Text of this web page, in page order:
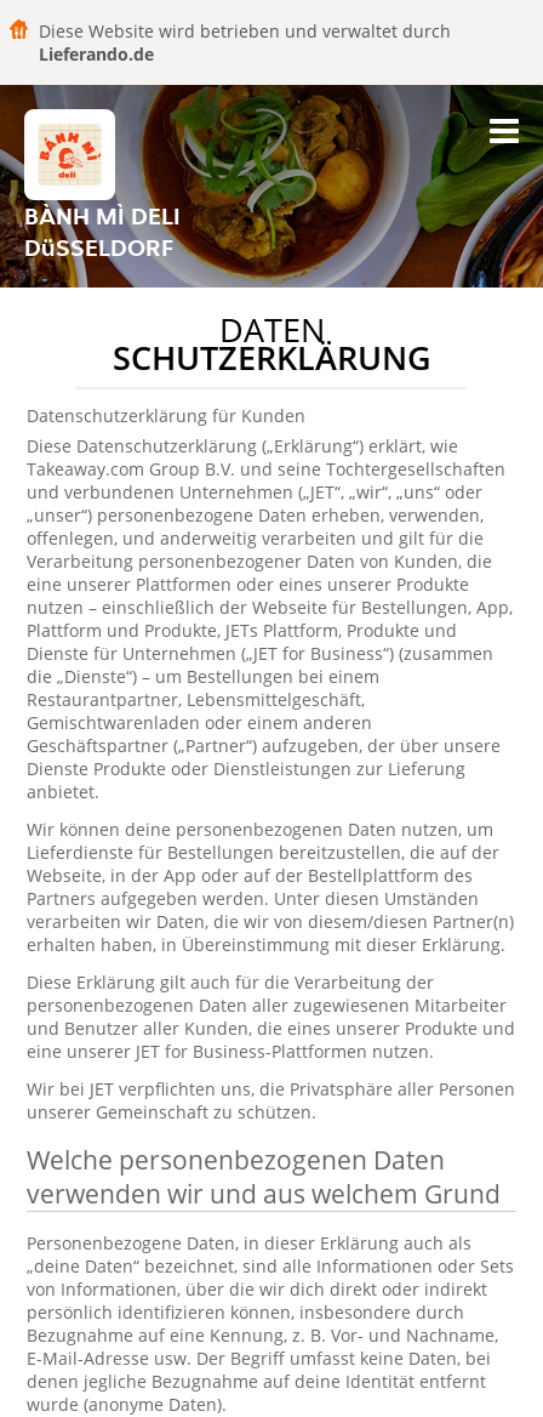
Diese Website wird betrieben und verwaltet durch
Lieferando.de
BÀNH MÌ DELI
DüSSELDORF
DATEN
SCHUTZERKLÄRUNG
Datenschutzerklärung für Kunden
Diese Datenschutzerklärung („Erklärung“) erklärt, wie
Takeaway.com Group B.V. und seine Tochtergesellschaften
und verbundenen Unternehmen („JET“, „wir“, „uns“ oder
„unser“) personenbezogene Daten erheben, verwenden,
offenlegen, und anderweitig verarbeiten und gilt für die
Verarbeitung personenbezogener Daten von Kunden, die
eine unserer Plattformen oder eines unserer Produkte
nutzen – einschließlich der Webseite für Bestellungen, App,
Plattform und Produkte, JETs Plattform, Produkte und
Dienste für Unternehmen („JET for Business“) (zusammen
die „Dienste“) – um Bestellungen bei einem
Restaurantpartner, Lebensmittelgeschäft,
Gemischtwarenladen oder einem anderen
Geschäftspartner („Partner“) aufzugeben, der über unsere
Dienste Produkte oder Dienstleistungen zur Lieferung
anbietet.
Wir können deine personenbezogenen Daten nutzen, um
Lieferdienste für Bestellungen bereitzustellen, die auf der
Webseite, in der App oder auf der Bestellplattform des
Partners aufgegeben werden. Unter diesen Umständen
verarbeiten wir Daten, die wir von diesem/diesen Partner(n)
erhalten haben, in Übereinstimmung mit dieser Erklärung.
Diese Erklärung gilt auch für die Verarbeitung der
personenbezogenen Daten aller zugewiesenen Mitarbeiter
und Benutzer aller Kunden, die eines unserer Produkte und
eine unserer JET for Business-Plattformen nutzen.
Wir bei JET verpflichten uns, die Privatsphäre aller Personen
unserer Gemeinschaft zu schützen.
Welche personenbezogenen Daten
verwenden wir und aus welchem Grund
Personenbezogene Daten, in dieser Erklärung auch als
„deine Daten“ bezeichnet, sind alle Informationen oder Sets
von Informationen, über die wir dich direkt oder indirekt
persönlich identifizieren können, insbesondere durch
Bezugnahme auf eine Kennung, z. B. Vor- und Nachname,
E-Mail-Adresse usw. Der Begriff umfasst keine Daten, bei
denen jegliche Bezugnahme auf deine Identität entfernt
wurde (anonyme Daten).